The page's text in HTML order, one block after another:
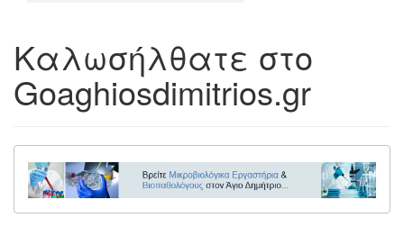
Καλωσήλθατε στο
Goaghiosdimitrios.gr